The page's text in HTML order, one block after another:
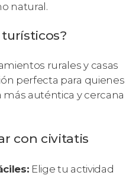
natural.
rurales y casas
perfecta para quienes
auténtica y cercana
con civitatis
Elige tu actividad